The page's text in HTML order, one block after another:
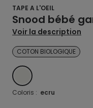
TAPE A L'OEIL
Snood bébé
Voir la description
COTON BIOLOGIQUE
ECRU
Coloris : ecru